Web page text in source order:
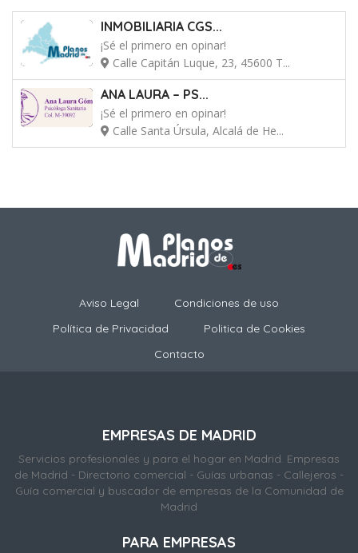
INMOBILIARIA CGS...
¡Sé el primero en opinar!
Calle Capitán Luque, 23, 45600 T...
ANA LAURA – PS...
¡Sé el primero en opinar!
Calle Santa Úrsula, Alcalá de He...
Aviso Legal
Condiciones de uso
Política de Privacidad
Politica de Cookies
Contacto
EMPRESAS DE MADRID
Servicios profesionales y para el hogar en Madrid. Empresas
de Madrid - Directorio comercial - Guías urbanas - Callejeros -
Guía comercial y buscador de empresas de la Comunidad de
Madrid
PARA EMPRESAS